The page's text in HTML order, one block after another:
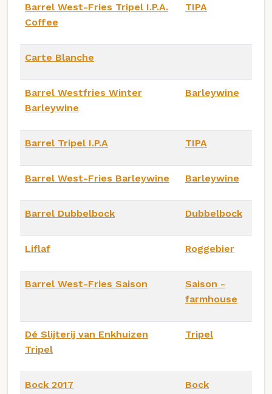
Barrel West-Fries Tripel I.P.A.
Coffee
TIPA
Carte Blanche
Barrel Westfries Winter
Barleywine
Barleywine
Barrel Tripel I.P.A TIPA
Barrel West-Fries Barleywine Barleywine
Barrel Dubbelbock Dubbelbock
Liflaf Roggebier
Barrel West-Fries Saison
Saison -
farmhouse
Dé Slijterij van Enkhuizen
Tripel
Tripel
Bock 2017 Bock